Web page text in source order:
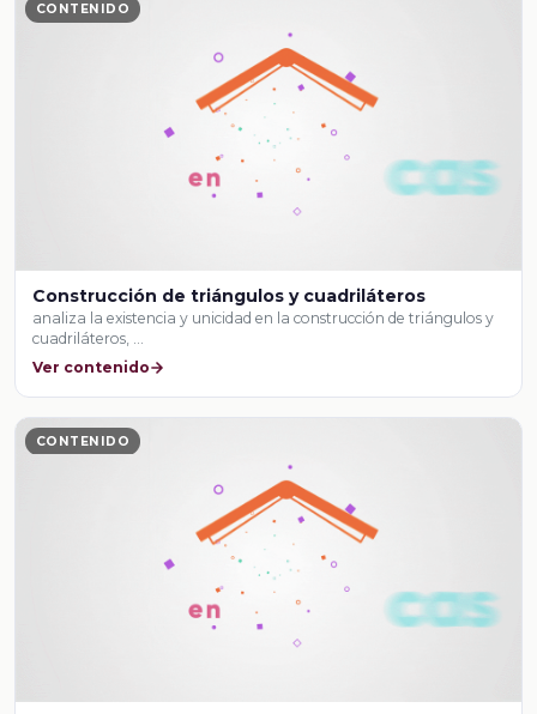
CONTENIDO
Construcción de triángulos y cuadriláteros
analiza la existencia y unicidad en la construcción de triángulos y
cuadriláteros, …
Ver contenido
CONTENIDO